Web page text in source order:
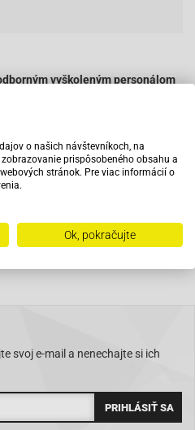
vyškoleným personálom
tovar zajtra u vás
svoj e-mail a nenechajte si ich
o našich návštevníkoch, na
prispôsobeného obsahu a
stránok. Pre viac informácií o
Ok, pokračujte